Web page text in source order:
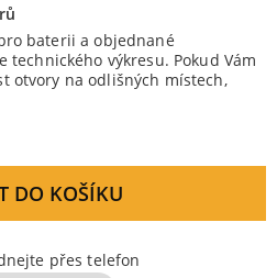
baterii a objednané
výkresu. Pokud Vám
otvory na odlišných místech,
DO KOŠÍKU
přes telefon